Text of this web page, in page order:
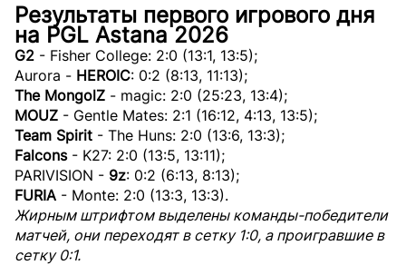
Результаты первого игрового дня
на PGL Astana 2026
G2 - Fisher College: 2:0 (13:1, 13:5);
Aurora - HEROIC: 0:2 (8:13, 11:13);
The MongolZ - magic: 2:0 (25:23, 13:4);
MOUZ - Gentle Mates: 2:1 (16:12, 4:13, 13:5);
Team Spirit - The Huns: 2:0 (13:6, 13:3);
Falcons- K27: 2:0 (13:5, 13:11);
PARIVISION - 9z: 0:2 (6:13, 8:13);
FURIA - Monte: 2:0 (13:3, 13:3).
Жирным штрифтом выделены команды-победители
матчей, они переходят в сетку 1:0, а проигравшие в
сетку 0:1.